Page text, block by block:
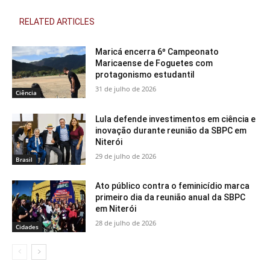
RELATED ARTICLES
Ciência
Maricá encerra 6º Campeonato
Maricaense de Foguetes com
protagonismo estudantil
31 de julho de 2026
Brasil
Lula defende investimentos em ciência e
inovação durante reunião da SBPC em
Niterói
29 de julho de 2026
Cidades
Ato público contra o feminicídio marca
primeiro dia da reunião anual da SBPC
em Niterói
28 de julho de 2026